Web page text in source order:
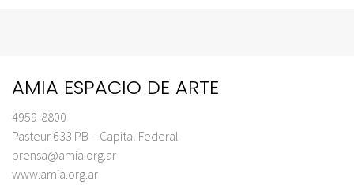
AMIA ESPACIO DE ARTE
4959-8800
Pasteur 633 PB – Capital Federal
prensa@amia.org.ar
www.amia.org.ar